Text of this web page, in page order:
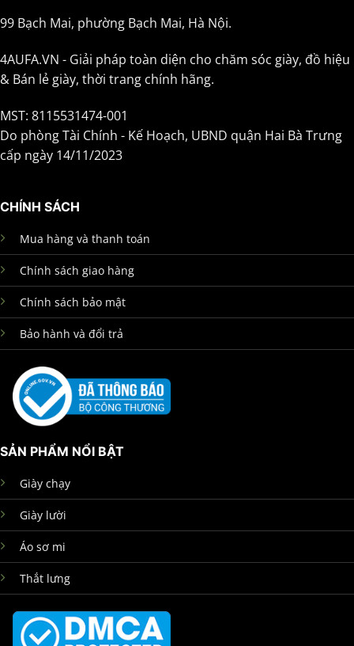
99 Bạch Mai, phường Bạch Mai, Hà Nội.
4AUFA.VN - Giải pháp toàn diện cho chăm sóc giày, đồ hiệu
& Bán lẻ giày, thời trang chính hãng.
MST: 8115531474-001
Do phòng Tài Chính - Kế Hoạch, UBND quận Hai Bà Trưng
cấp ngày 14/11/2023
CHÍNH SÁCH
Mua hàng và thanh toán
Chính sách giao hàng
Chính sách bảo mật
Bảo hành và đổi trả
SẢN PHẨM NỔI BẬT
Giày chạy
Giày lười
Áo sơ mi
Thắt lưng